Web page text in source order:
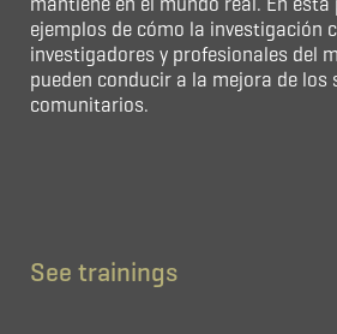
ejemplos de cómo la investigación
investigadores y profesionales del
pueden conducir a la mejora de los
comunitarios.
See trainings